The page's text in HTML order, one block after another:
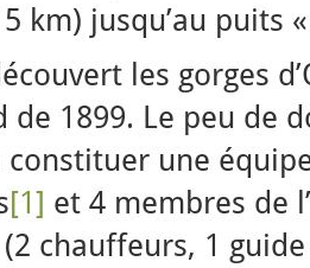
km) jusqu’au puits
les gorges
de 1899. Le peu de
constituer une
[1] et 4 membres de
chauffeurs, 1 guide